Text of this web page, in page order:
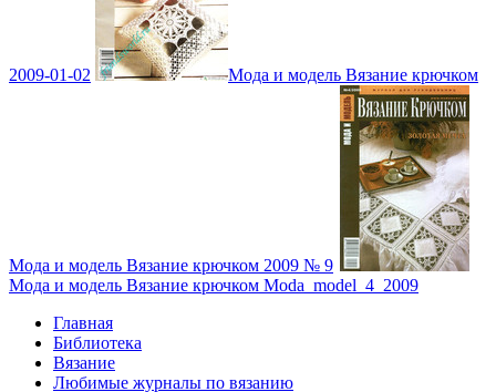
2009-01-02 Мода и модель Вязание крючком
Мода и модель Вязание крючком 2009 № 9
Мода и модель Вязание крючком Moda_model_4_2009
Главная
Библиотека
Вязание
Любимые журналы по вязанию